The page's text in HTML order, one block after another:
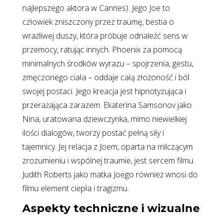
najlepszego aktora w Cannes). Jego Joe to
człowiek zniszczony przez traumę, bestia o
wrażliwej duszy, która próbuje odnaleźć sens w
przemocy, ratując innych. Phoenix za pomocą
minimalnych środków wyrazu – spojrzenia, gestu,
zmęczonego ciała – oddaje całą złożoność i ból
swojej postaci. Jego kreacja jest hipnotyzująca i
przerażająca zarazem. Ekaterina Samsonov jako
Nina, uratowana dziewczynka, mimo niewielkiej
ilości dialogów, tworzy postać pełną siły i
tajemnicy. Jej relacja z Joem, oparta na milczącym
zrozumieniu i wspólnej traumie, jest sercem filmu.
Judith Roberts jako matka Joego również wnosi do
filmu element ciepła i tragizmu.
Aspekty techniczne i wizualne